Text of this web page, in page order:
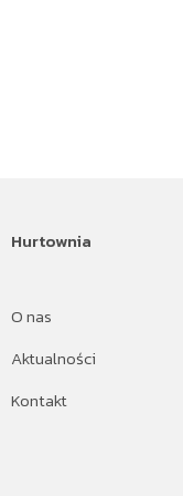
Hurtownia
O nas
Aktualności
Kontakt